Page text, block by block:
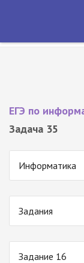
ЕГЭ по
Задача 35
Информатика
Задания
Задание 16